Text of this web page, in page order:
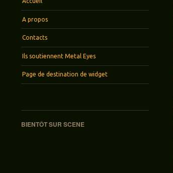
A propos
Contacts
Ils soutiennent Metal Eyes
Page de destination de widget
BIENTÔT SUR SCENE